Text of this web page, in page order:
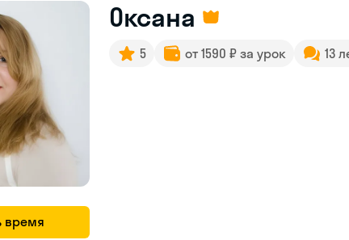
время
Оксана
5 от 1590 ₽ за урок 13